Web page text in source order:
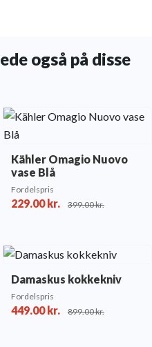
også på disse
Kähler Omagio Nuovo
vase Blå
Fordelspris
229.00kr. 399.00kr.
Damaskus kokkekniv
Fordelspris
449.00kr. 899.00kr.